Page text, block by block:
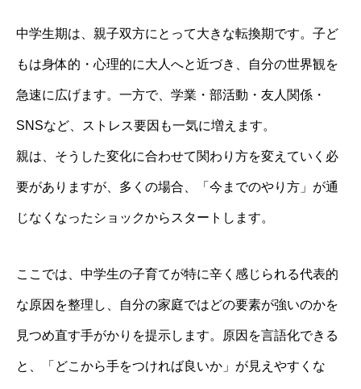
中学生期は、親子双方にとって大きな転換期です。子ど
もは身体的・心理的に大人へと近づき、自分の世界観を
急速に広げます。一方で、学業・部活動・友人関係・
SNSなど、ストレス要因も一気に増えます。
親は、そうした変化に合わせて関わり方を変えていく必
要がありますが、多くの場合、「今までのやり方」が通
じなくなったショックからスタートします。
ここでは、中学生の子育てが特に辛く感じられる代表的
な原因を整理し、自分の家庭ではどの要素が強いのかを
見つめ直す手がかりを提示します。原因を言語化できる
と、「どこから手をつければ良いか」が見えやすくな